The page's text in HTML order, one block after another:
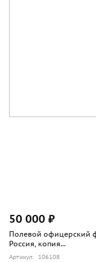
50 000 ₽
Полевой офицерский
Россия, копия...
Артикул: 106108